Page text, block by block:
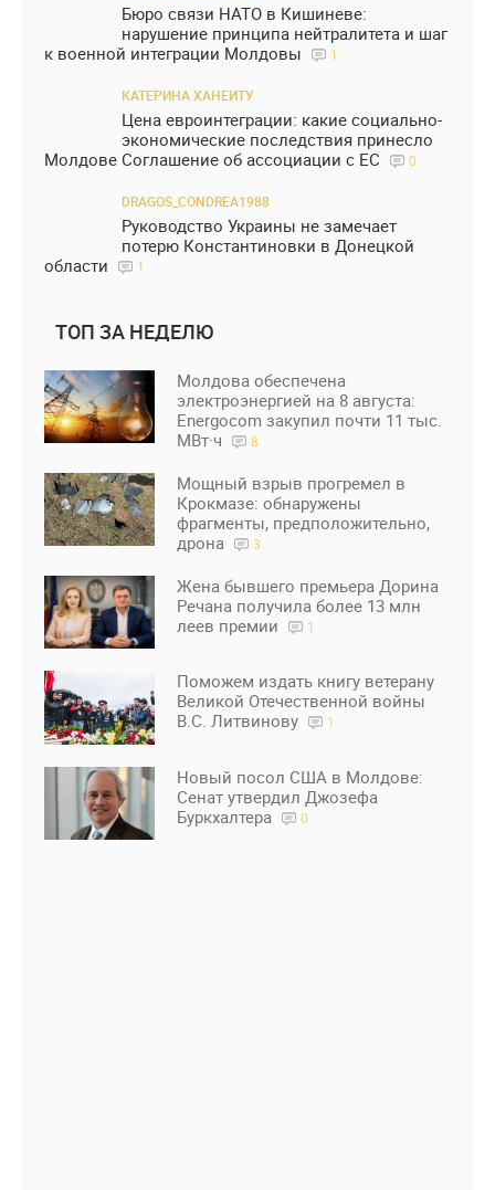
Бюро связи НАТО в Кишиневе:
нарушение принципа нейтралитета и шаг
к военной интеграции Молдовы
1
КАТЕРИНА ХАНЕИТУ
Цена евроинтеграции: какие социально-
экономические последствия принесло
Молдове Соглашение об ассоциации с ЕС
0
DRAGOS_CONDREA1988
Руководство Украины не замечает
потерю Константиновки в Донецкой
области
1
ТОП ЗА НЕДЕЛЮ
Молдова обеспечена
электроэнергией на 8 августа:
Energocom закупил почти 11 тыс.
МВт·ч
8
Мощный взрыв прогремел в
Крокмазе: обнаружены
фрагменты, предположительно,
дрона
3
Жена бывшего премьера Дорина
Речана получила более 13 млн
леев премии
1
Поможем издать книгу ветерану
Великой Отечественной войны
В.С. Литвинову
1
Новый посол США в Молдове:
Сенат утвердил Джозефа
Буркхалтера
0